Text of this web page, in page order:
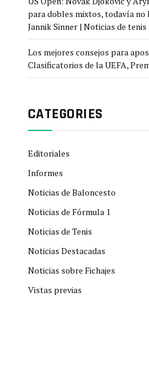
para dobles mixtos, todavía no
Jannik Sinner | Noticias de tenis
Los mejores consejos para
Clasificatorios de la UEFA,
CATEGORIES
Editoriales
Informes
Noticias de Baloncesto
Noticias de Fórmula 1
Noticias de Tenis
Noticias Destacadas
Noticias sobre Fichajes
Vistas previas